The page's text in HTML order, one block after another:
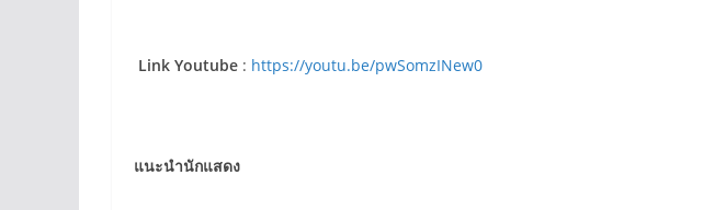
Link Youtube : https://youtu.be/pwSomzINew0
แนะนำนักแสดง